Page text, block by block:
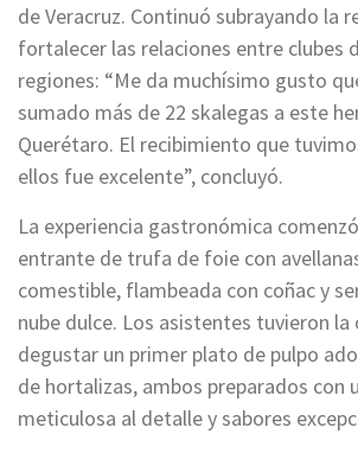
de Veracruz. Continuó subrayando la
fortalecer las relaciones entre clubes
regiones: “Me da muchísimo gusto
sumado más de 22 skalegas a este
Querétaro. El recibimiento que
ellos fue excelente”, concluyó.
La experiencia gastronómica
entrante de trufa de foie con
comestible, flambeada con coñac y
nube dulce. Los asistentes tuvieron la
degustar un primer plato de pulpo
de hortalizas, ambos preparados con
meticulosa al detalle y sabores